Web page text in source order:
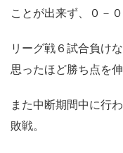
ことが出来ず、０－０
リーグ戦６試合負け
思ったほど勝ち点を伸
また中断期間中に行
敗戦。